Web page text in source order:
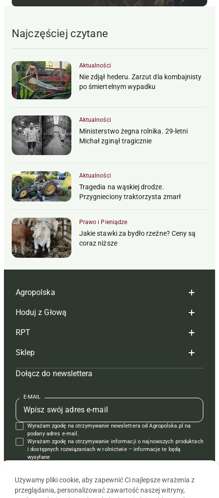
Najczęściej czytane
Aktualności
Nie zdjął hederu. Zarzut dla kombajnisty
po śmiertelnym wypadku
Aktualności
Ministerstwo żegna rolnika. 29-letni
Michał zginął tragicznie
Aktualności
Tragedia na wąskiej drodze.
Przygnieciony traktorzysta zmarł
Prawo i Pieniądze
Jakie stawki za bydło rzeźne? Ceny są
coraz niższe
Agropolska
Redakcja
Reklama
Tagi
Mapa serwisu
Kontakt
Regulamin
Polityka prywatności
Hoduj z Głową
Hoduj z głową bydło
Hoduj z głową świnie
Prenumerata
Redakcja
Kontakt
Reklama
RPT
Redakcja
Prenumerata
Reklama
Kontakt
Krzyżówki
Sklep
Czasopisma i prenumerata
Książki
Regulamin
Dołącz do newslettera
E-MAIL
Wyrażam zgodę na otrzymywanie newslettera od Agropolska.pl na
podany adres e-mail.
Wyrażam zgodę na otrzymywanie informacji o najnowszych produktach
i dostępnych rozwiązaniach w rolnictwie – informacje te będą
wysyłane
Używamy pliki cookie, aby zapewnić Ci najlepsze wrażenia z
przeglądania, personalizować zawartość naszej witryny,